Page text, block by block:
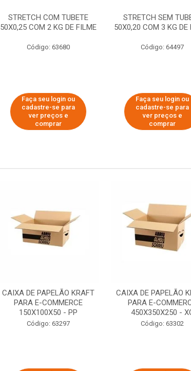
STRETCH COM TUBETE
50X0,25 COM 2 KG DE FILME
Código: 63680
Faça seu login ou
cadastre-se para
ver preços e
comprar
STRETCH SEM
50X0,20 COM 3 KG DE
Código: 64497
Faça seu login ou
cadastre-se para
ver preços e
comprar
CAIXA DE PAPELÃO KRAFT
PARA E-COMMERCE
150X100X50 - PP
Código: 63297
CAIXA DE PAPELÃO
PARA E-
450X350X250 -
Código: 63302